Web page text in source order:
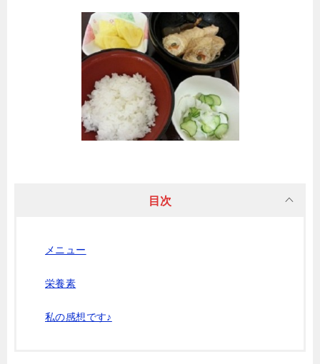
目次
メニュー
栄養素
私の感想です♪